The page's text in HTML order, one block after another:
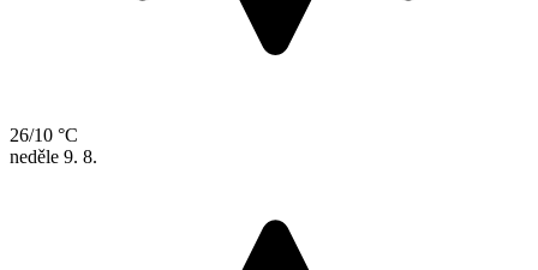
26/10 °C
neděle 9. 8.